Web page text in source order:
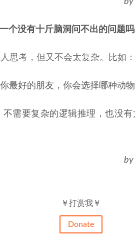
个没有十斤脑洞问不出的问题吗
思考，但又不会太复杂。比如：
最好的朋友，你会选择哪种动
需要复杂的逻辑推理，也没有
by
￥打赏我￥
Donate